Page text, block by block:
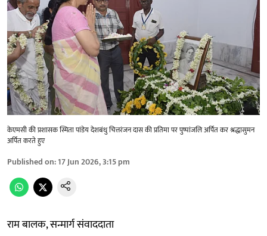
केएमसी की प्रशासक स्मिता पांडेय देशबंधु चित्तरंजन दास की प्रतिमा पर पुष्पांजलि अर्पित कर श्रद्धासुमन
अर्पित करते हुए
Published on:17 Jun 2026, 3:15 pm
राम बालक, सन्मार्ग संवाददाता